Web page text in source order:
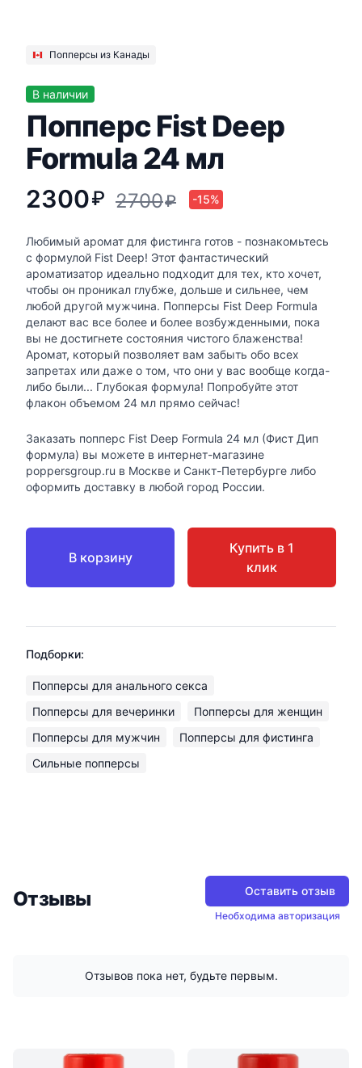
Попперсы из Канады
В наличии
Попперс Fist Deep
Formula 24 мл
2300₽ 2700₽ -15%
Любимый аромат для фистинга готов - познакомьтесь
с формулой Fist Deep! Этот фантастический
ароматизатор идеально подходит для тех, кто хочет,
чтобы он проникал глубже, дольше и сильнее, чем
любой другой мужчина. Попперсы Fist Deep Formula
делают вас все более и более возбужденными, пока
вы не достигнете состояния чистого блаженства!
Аромат, который позволяет вам забыть обо всех
запретах или даже о том, что они у вас вообще когда-
либо были... Глубокая формула! Попробуйте этот
флакон объемом 24 мл прямо сейчас!
Заказать попперс Fist Deep Formula 24 мл (Фист Дип
формула) вы можете в интернет-магазине
poppersgroup.ru в Москве и Санкт-Петербурге либо
оформить доставку в любой город России.
В корзину
Купить в 1
клик
Подборки:
Попперсы для анального секса
Попперсы для вечеринки
Попперсы для женщин
Попперсы для мужчин
Попперсы для фистинга
Сильные попперсы
Отзывы Оставить отзыв
Необходима авторизация
Отзывов пока нет, будьте первым.